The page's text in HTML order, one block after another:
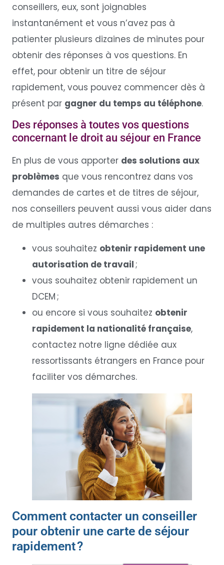
conseillers, eux, sont joignables
instantanément et vous n’avez pas à
patienter plusieurs dizaines de minutes pour
obtenir des réponses à vos questions. En
effet, pour obtenir un titre de séjour
rapidement, vous pouvez commencer dès à
présent par gagner du temps au téléphone.
Des réponses à toutes vos questions
concernant le droit au séjour en France
En plus de vous apporter des solutions aux
problèmes que vous rencontrez dans vos
demandes de cartes et de titres de séjour,
nos conseillers peuvent aussi vous aider dans
de multiples autres démarches :
vous souhaitez obtenir rapidement une
autorisation de travail;
vous souhaitez obtenir rapidement un
DCEM ;
ou encore si vous souhaitez obtenir
rapidement la nationalité française,
contactez notre ligne dédiée aux
ressortissants étrangers en France pour
faciliter vos démarches.
Comment contacter un conseiller
pour obtenir une carte de séjour
rapidement ?